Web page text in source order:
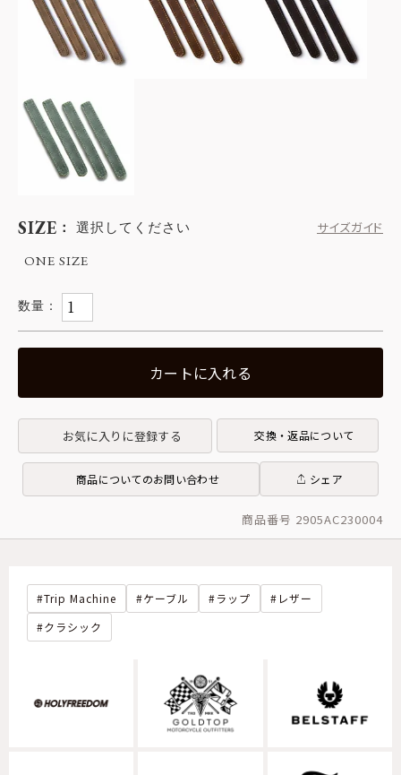
SIZE 選択してください
サイズガイド
ONE SIZE
カートに入れる
お気に入りに登録する 交換・返品について
商品についてのお問い合わせ シェア
商品番号 2905AC230004
Trip Machine ケーブル ラップ
レザー
クラシック